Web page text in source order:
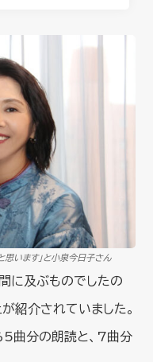
思います」と小泉今日子さん
に及ぶものでしたの
紹介されていました。
5曲分の朗読と、7曲分